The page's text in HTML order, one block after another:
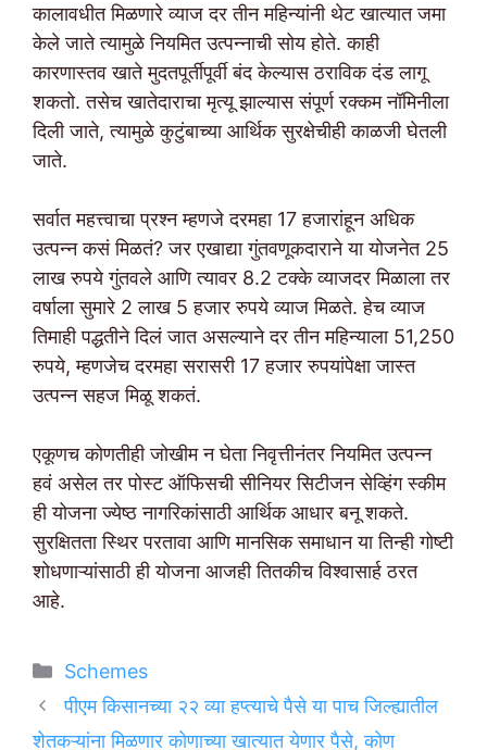
कालावधीत मिळणारे व्याज दर तीन महिन्यांनी थेट खात्यात जमा
केले जाते त्यामुळे नियमित उत्पन्नाची सोय होते. काही
कारणास्तव खाते मुदतपूर्तीपूर्वी बंद केल्यास ठराविक दंड लागू
शकतो. तसेच खातेदाराचा मृत्यू झाल्यास संपूर्ण रक्कम नॉमिनीला
दिली जाते, त्यामुळे कुटुंबाच्या आर्थिक सुरक्षेचीही काळजी घेतली
जाते.
सर्वात महत्त्वाचा प्रश्न म्हणजे दरमहा 17 हजारांहून अधिक
उत्पन्न कसं मिळतं? जर एखाद्या गुंतवणूकदाराने या योजनेत 25
लाख रुपये गुंतवले आणि त्यावर 8.2 टक्के व्याजदर मिळाला तर
वर्षाला सुमारे 2 लाख 5 हजार रुपये व्याज मिळते. हेच व्याज
तिमाही पद्धतीने दिलं जात असल्याने दर तीन महिन्याला 51,250
रुपये, म्हणजेच दरमहा सरासरी 17 हजार रुपयांपेक्षा जास्त
उत्पन्न सहज मिळू शकतं.
एकूणच कोणतीही जोखीम न घेता निवृत्तीनंतर नियमित उत्पन्न
हवं असेल तर पोस्ट ऑफिसची सीनियर सिटीजन सेव्हिंग स्कीम
ही योजना ज्येष्ठ नागरिकांसाठी आर्थिक आधार बनू शकते.
सुरक्षितता स्थिर परतावा आणि मानसिक समाधान या तिन्ही गोष्टी
शोधणाऱ्यांसाठी ही योजना आजही तितकीच विश्वासार्ह ठरत
आहे.
Categories
Schemes
पीएम किसानच्या २२ व्या हप्त्याचे पैसे या पाच जिल्ह्यातील
शेतकऱ्यांना मिळणार कोणाच्या खात्यात येणार पैसे, कोण